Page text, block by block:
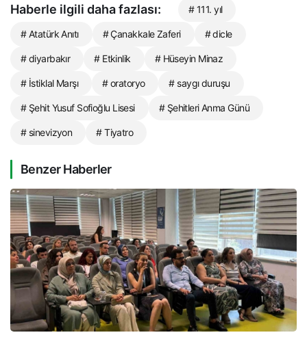
Haberle ilgili daha fazlası: # 111. yıl
# Atatürk Anıtı # Çanakkale Zaferi # dicle
# diyarbakır # Etkinlik # Hüseyin Minaz
# İstiklal Marşı # oratoryo # saygı duruşu
# Şehit Yusuf Sofioğlu Lisesi # Şehitleri Anma Günü
# sinevizyon # Tiyatro
Benzer Haberler